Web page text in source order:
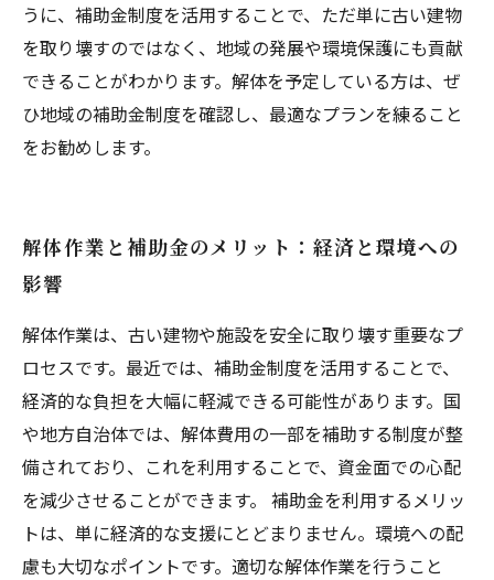
うに、補助金制度を活用することで、ただ単に古い建物
を取り壊すのではなく、地域の発展や環境保護にも貢献
できることがわかります。解体を予定している方は、ぜ
ひ地域の補助金制度を確認し、最適なプランを練ること
をお勧めします。
解体作業と補助金のメリット：経済と環境への
影響
解体作業は、古い建物や施設を安全に取り壊す重要なプ
ロセスです。最近では、補助金制度を活用することで、
経済的な負担を大幅に軽減できる可能性があります。国
や地方自治体では、解体費用の一部を補助する制度が整
備されており、これを利用することで、資金面での心配
を減少させることができます。 補助金を利用するメリッ
トは、単に経済的な支援にとどまりません。環境への配
慮も大切なポイントです。適切な解体作業を行うこと